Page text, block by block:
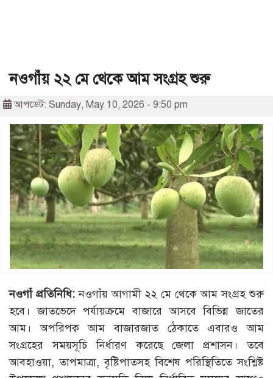
নওগাঁয় ২২ মে থেকে আম সংগ্রহ শুরু
আপডেট: Sunday, May 10, 2026 - 9:50 pm
নওগাঁ প্রতিনিধি:নওগাঁয় আগামী ২২ মে থেকে আম সংগ্রহ শুরু
হবে। জাতভেদে পর্যায়ক্রমে বাজারে আসবে বিভিন্ন জাতের
আম। অপরিপক্ব আম বাজারজাত ঠেকাতে এবারও আম
সংগ্রহের সময়সূচি নির্ধারণ করেছে জেলা প্রশাসন। তবে
আবহাওয়া, তাপমাত্রা, বৃষ্টিপাতসহ বিশেষ পরিস্থিতিতে সংশ্লিষ্ট